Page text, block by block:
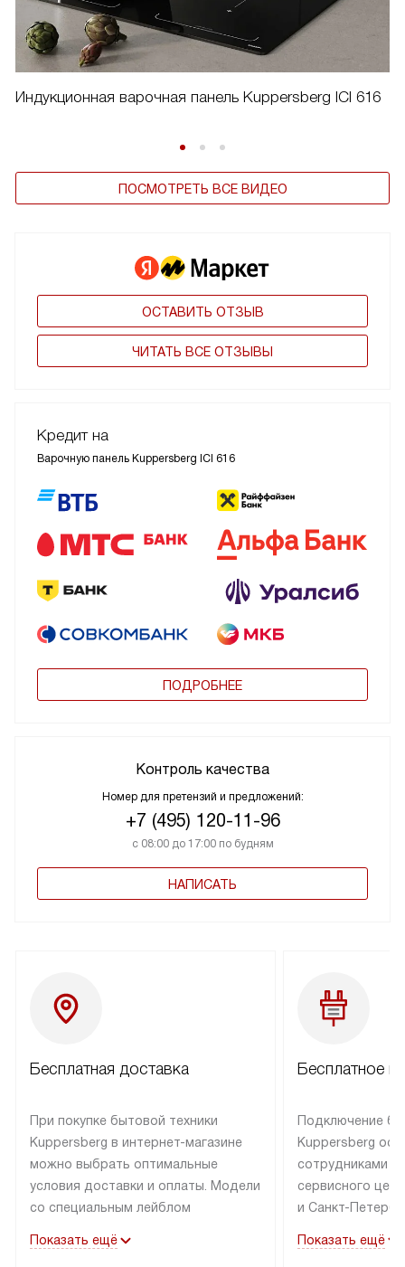
Индукционная варочная панель Kuppersberg ICI 616
ПОСМОТРЕТЬ ВСЕ ВИДЕО
ОСТАВИТЬ ОТЗЫВ
ЧИТАТЬ ВСЕ ОТЗЫВЫ
Кредит на
Варочную панель Kuppersberg ICI 616
ПОДРОБНЕЕ
Контроль качества
Номер для претензий и предложений:
+7 (495) 120-11-96
с 08:00 до 17:00 по будням
НАПИСАТЬ
Бесплатная доставка
При покупке бытовой техники
Kuppersberg в интернет-магазине
можно выбрать оптимальные
условия доставки и оплаты. Модели
со специальным лейблом
в пределах МКАД до подъезда,
Показать ещё
Бесплатное
Подключение
Kuppersberg
сотрудниками
сервисного
и Санкт-
подключается к
Показать ещё